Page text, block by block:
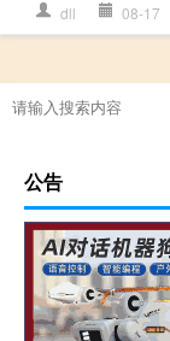
dll 08-17
公告